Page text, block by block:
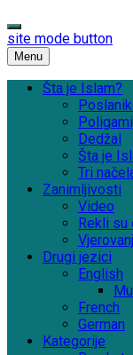
site mode button
Menu
Šta je Islam?
Dedžal
Šta je
Tri
Zanimljivosti
Video
Rekli su
Drugi jezici
English
French
German
Kategorije